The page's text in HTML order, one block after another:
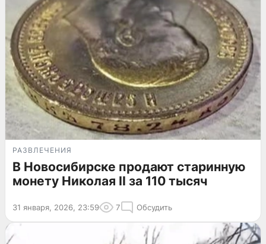
РАЗВЛЕЧЕНИЯ
В Новосибирске продают старинную
монету Николая II за 110 тысяч
31 января, 2026, 23:59 7 Обсудить